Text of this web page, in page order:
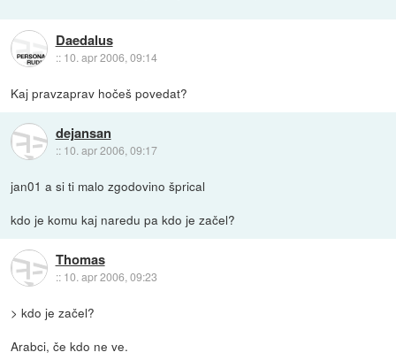
Daedalus
:: 10. apr 2006, 09:14
Kaj pravzaprav hočeš povedat?
dejansan
:: 10. apr 2006, 09:17
jan01 a si ti malo zgodovino šprical
kdo je komu kaj naredu pa kdo je začel?
Thomas
:: 10. apr 2006, 09:23
> kdo je začel?
Arabci, če kdo ne ve.